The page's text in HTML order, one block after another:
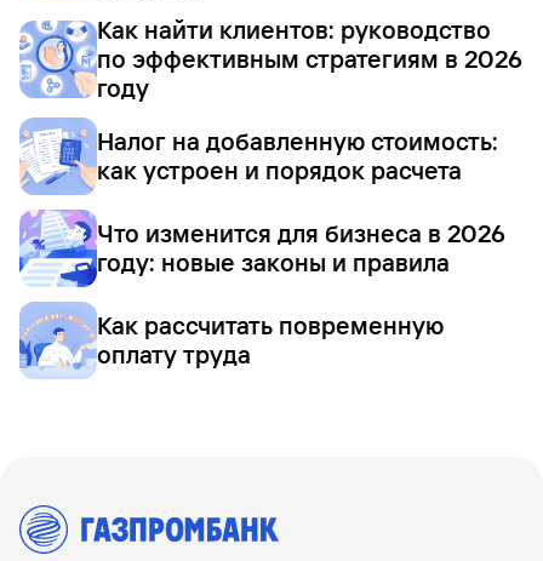
Как найти клиентов: руководство
по эффективным стратегиям в 2026
году
Налог на добавленную стоимость:
как устроен и порядок расчета
Что изменится для бизнеса в 2026
году: новые законы и правила
Как рассчитать повременную
оплату труда